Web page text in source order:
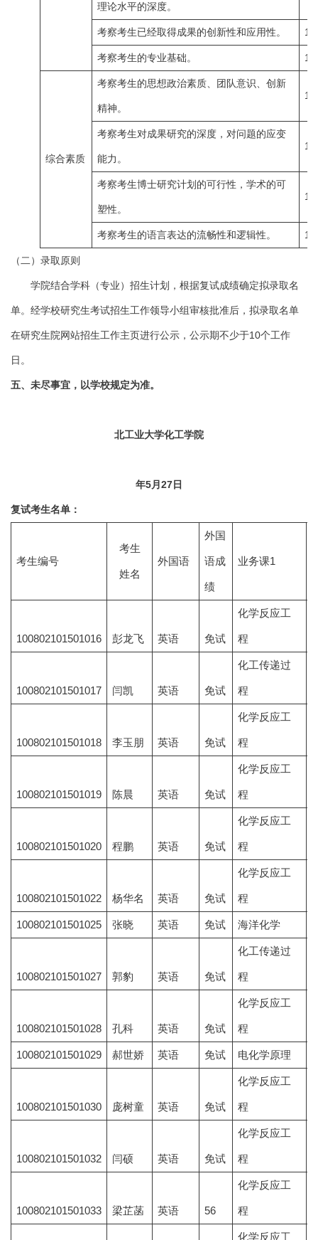
理论水平的深度。
考察考生已经取得成果的创新性和应用性。 15
考察考生的专业基础。 15
综合素质
考察考生的思想政治素质、团队意识、创新
精神。
10
考察考生对成果研究的深度，对问题的应变
能力。
10
考察考生博士研究计划的可行性，学术的可
塑性。
10
考察考生的语言表达的流畅性和逻辑性。 10
（二）录取原则
学院结合学科（专业）招生计划，根据复试成绩确定拟录取名
单。经学校研究生考试招生工作领导小组审核批准后，拟录取名单
在研究生院网站招生工作主页进行公示，公示期不少于10个工作
日。
五、未尽事宜，以学校规定为准。
北工业大学化工学院
年5月27日
复试考生名单：
考生编号
考生
姓名
外国语
外国
语成
绩
业务课1
100802101501016 彭龙飞 英语 免试
化学反应工
程
100802101501017 闫凯 英语 免试
化工传递过
程
100802101501018 李玉朋 英语 免试
化学反应工
程
100802101501019 陈晨 英语 免试
化学反应工
程
100802101501020 程鹏 英语 免试
化学反应工
程
100802101501022 杨华名 英语 免试
化学反应工
程
100802101501025 张晓 英语 免试 海洋化学
100802101501027 郭豹 英语 免试
化工传递过
程
100802101501028 孔科 英语 免试
化学反应工
程
100802101501029 郝世娇 英语 免试 电化学原理
100802101501030 庞树童 英语 免试
化学反应工
程
100802101501032 闫硕 英语 免试
化学反应工
程
100802101501033 梁芷菡 英语 56
化学反应工
程
化学反应工